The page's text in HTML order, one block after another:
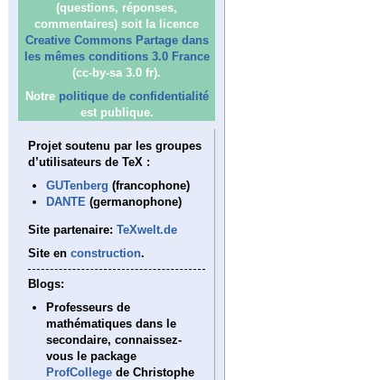
(questions, réponses,
commentaires) soit la licence
Creative Commons Partage dans
les mêmes conditions 3.0 France
(cc-by-sa 3.0 fr).
Notre politique de confidentialité
est publique.
Projet soutenu par les groupes
d’utilisateurs de TeX :
GUTenberg (francophone)
DANTE (germanophone)
Site partenaire: TeXwelt.de
Site en construction.
Blogs:
Professeurs de
mathématiques dans le
secondaire, connaissez-
vous le package
ProfCollege de Christophe